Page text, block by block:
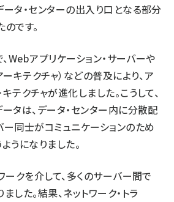
タ・センターの出入り口となる部分
です。
Webアプリケーション・サーバーや
キテクチャ）などの普及により、ア
テクチャが進化しました。こうして、
タは、データ・センター内に分散配
ー同士がコミュニケーションのため
うになりました。
ークを介して、多くのサーバー間で
した。結果、ネットワーク・トラ